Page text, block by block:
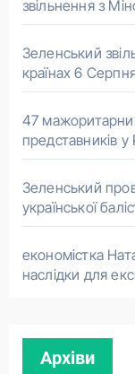
звільнення з
Зеленський
країнах 6
47
представників у
Зеленський
української
економістка
наслідки для
Архіви